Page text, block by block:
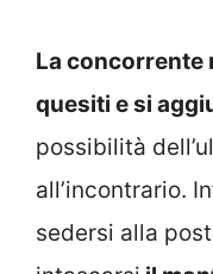
La concorrente
quesiti e si
possibilità
all’incontrario.
sedersi alla